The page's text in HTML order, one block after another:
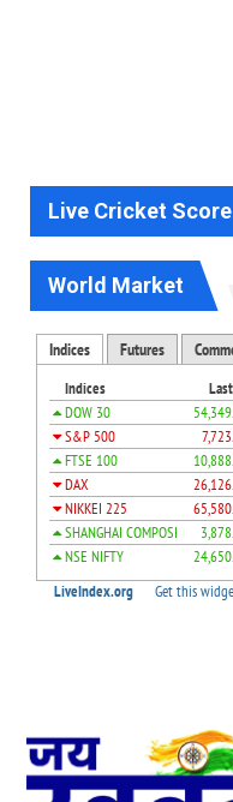
Live Cricket Score
World Market